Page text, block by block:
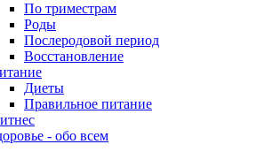
По триместрам
Роды
Послеродовой период
Восстановление
Диеты
Правильное питание
- обо всем